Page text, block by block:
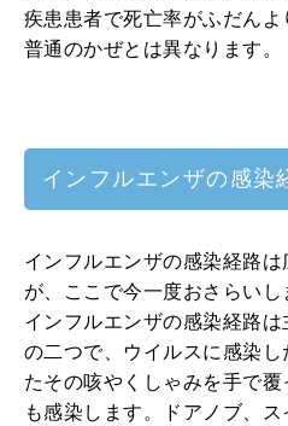
疾患患者で死亡率がふだん
普通のかぜとは異なります。
インフルエンザの感染
インフルエンザの感染経路
が、ここで今一度おさらいし
インフルエンザの感染経路
の二つで、ウイルスに感染し
たその咳やくしゃみを手で
も感染します。ドアノブ、ス